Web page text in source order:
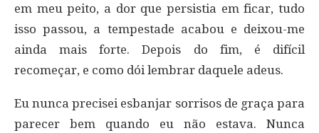
em meu peito, a dor que persistia em ficar, tudo
isso passou, a tempestade acabou e deixou-me
ainda mais forte. Depois do fim, é difícil
recomeçar, e como dói lembrar daquele adeus.
Eu nunca precisei esbanjar sorrisos de graça para
parecer bem quando eu não estava. Nunca